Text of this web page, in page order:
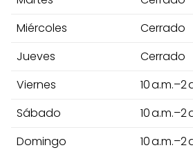
Miércoles
Cerrado
Jueves
Cerrado
Viernes
10 a.m.–2
Sábado
10 a.m.–2
Domingo
10 a.m.–2